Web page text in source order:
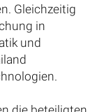
Gleichzeitig
in
und